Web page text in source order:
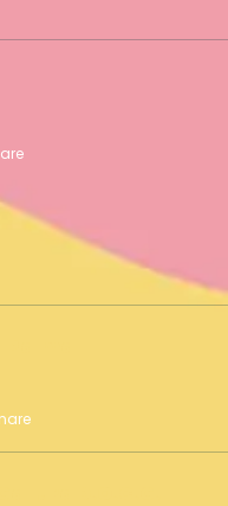
Perfetto con primi e secondi di mare
Perfetto con crudi e antipasti di mare